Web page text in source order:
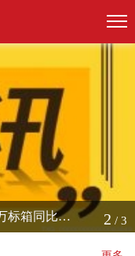
全球首例！盐田港进出境集装箱825.9万标箱同比增9.6% 2 / 3